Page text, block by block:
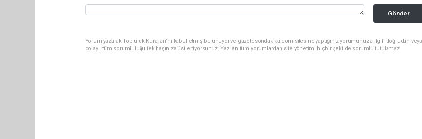
Gönder
Yorum yazarak Topluluk Kuralları’nı kabul etmiş bulunuyor ve gazetesondakika.com sitesine yaptığınız yorumunuzla ilgili doğrudan veya
dolaylı tüm sorumluluğu tek başınıza üstleniyorsunuz. Yazılan tüm yorumlardan site yönetimi hiçbir şekilde sorumlu tutulamaz.